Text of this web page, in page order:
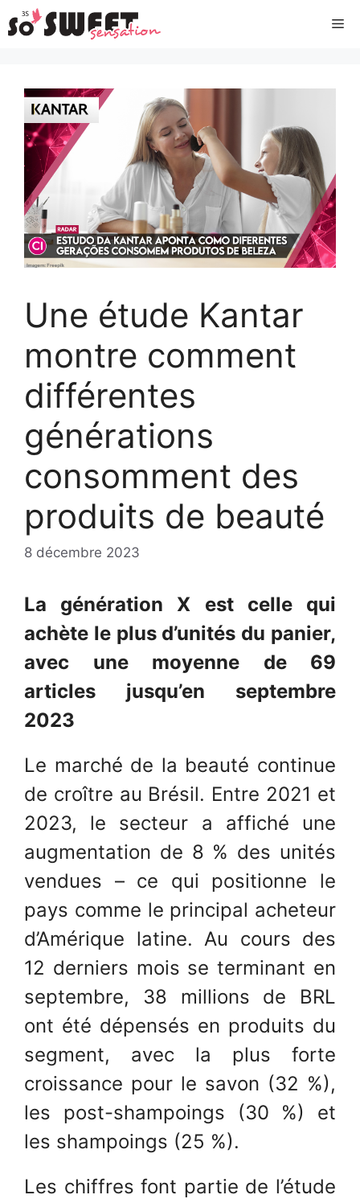
Aller
au
Une étude Kantar
montre comment
différentes
générations
consomment des
produits de beauté
8 décembre 2023
La génération X est celle qui
achète le plus d’unités du panier,
avec une moyenne de 69
articles jusqu’en septembre
2023
Le marché de la beauté continue
de croître au Brésil. Entre 2021 et
2023, le secteur a affiché une
augmentation de 8 % des unités
vendues – ce qui positionne le
pays comme le principal acheteur
d’Amérique latine. Au cours des
12 derniers mois se terminant en
septembre, 38 millions de BRL
ont été dépensés en produits du
segment, avec la plus forte
croissance pour le savon (32 %),
les post-shampoings (30 %) et
les shampoings (25 %).
Les chiffres font partie de l’étude